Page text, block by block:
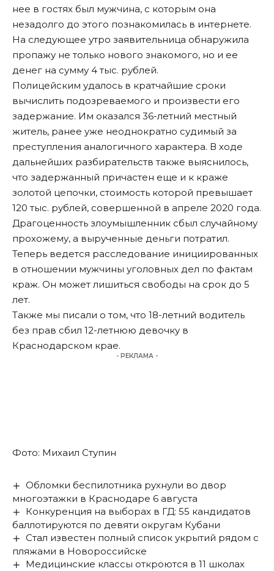
нее в гостях был мужчина, с которым она
незадолго до этого познакомилась в интернете.
На следующее утро заявительница обнаружила
пропажу не только нового знакомого, но и ее
денег на сумму 4 тыс. рублей.
Полицейским удалось в кратчайшие сроки
вычислить подозреваемого и произвести его
задержание. Им оказался 36-летний местный
житель, ранее уже неоднократно судимый за
преступления аналогичного характера. В ходе
дальнейших разбирательств также выяснилось,
что задержанный причастен еще и к краже
золотой цепочки, стоимость которой превышает
120 тыс. рублей, совершенной в апреле 2020 года.
Драгоценность злоумышленник сбыл случайному
прохожему, а вырученные деньги потратил.
Теперь ведется расследование инициированных
в отношении мужчины уголовных дел по фактам
краж. Он может лишиться свободы на срок до 5
лет.
Также мы писали о том, что 18-летний водитель
без прав сбил 12-летнюю девочку в
Краснодарском крае.
- РЕКЛАМА -
Фото: Михаил Ступин
Обломки беспилотника рухнули во двор
многоэтажки в Краснодаре 6 августа
Конкуренция на выборах в ГД: 55 кандидатов
баллотируются по девяти округам Кубани
Стал известен полный список укрытий рядом с
пляжами в Новороссийске
Медицинские классы откроются в 11 школах